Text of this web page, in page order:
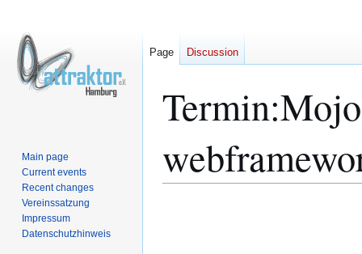
Page Discussion
Main page
Current events
Recent changes
Vereinssatzung
Impressum
Datenschutzhinweis